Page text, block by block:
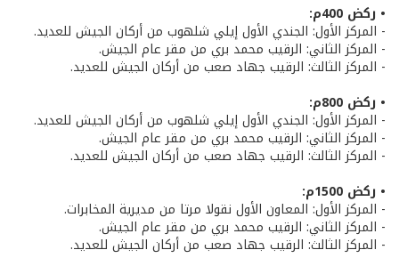
• ركض 400م:
- المركز الأول: الجندي الأول إيلي شلهوب من أركان الجيش للعديد.
- المركز الثاني: الرقيب محمد بري من مقر عام الجيش.
- المركز الثالث: الرقيب جهاد صعب من أركان الجيش للعديد.
• ركض 800م:
- المركز الأول: الجندي الأول إيلي شلهوب من أركان الجيش للعديد.
- المركز الثاني: الرقيب محمد بري من مقر عام الجيش.
- المركز الثالث: الرقيب جهاد صعب من أركان الجيش للعديد.
• ركض 1500م:
- المركز الأول: المعاون الأول نقولا مرتا من مديرية المخابرات.
- المركز الثاني: الرقيب محمد بري من مقر عام الجيش.
- المركز الثالث: الرقيب جهاد صعب من أركان الجيش للعديد.